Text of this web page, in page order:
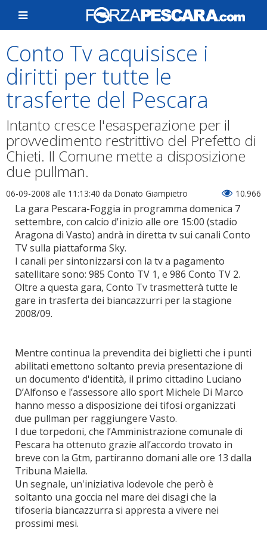
Conto Tv acquisisce i
diritti per tutte le
trasferte del Pescara
Intanto cresce l'esasperazione per il
provvedimento restrittivo del Prefetto di
Chieti. Il Comune mette a disposizione
due pullman.
06-09-2008 alle 11:13:40 da Donato Giampietro 10.966
La gara Pescara-Foggia in programma domenica 7
settembre, con calcio d'inizio alle ore 15:00 (stadio
Aragona di Vasto) andrà in diretta tv sui canali Conto
TV sulla piattaforma Sky.
I canali per sintonizzarsi con la tv a pagamento
satellitare sono: 985 Conto TV 1, e 986 Conto TV 2.
Oltre a questa gara, Conto Tv trasmetterà tutte le
gare in trasferta dei biancazzurri per la stagione
2008/09.
Mentre continua la prevendita dei biglietti che i punti
abilitati emettono soltanto previa presentazione di
un documento d'identità, il primo cittadino Luciano
D’Alfonso e l’assessore allo sport Michele Di Marco
hanno messo a disposizione dei tifosi organizzati
due pullman per raggiungere Vasto.
I due torpedoni, che l’Amministrazione comunale di
Pescara ha ottenuto grazie all’accordo trovato in
breve con la Gtm, partiranno domani alle ore 13 dalla
Tribuna Maiella.
Un segnale, un'iniziativa lodevole che però è
soltanto una goccia nel mare dei disagi che la
tifoseria biancazzurra si appresta a vivere nei
prossimi mesi.